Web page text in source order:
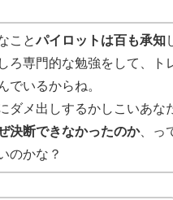
ことパイロットは百も承知
ろ専門的な勉強をして、ト
でいるからね。
ダメ出しするかしこいあな
決断できなかったのか、っ
のかな？